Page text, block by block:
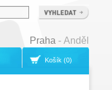
Praha - Anděl
Košík (0)